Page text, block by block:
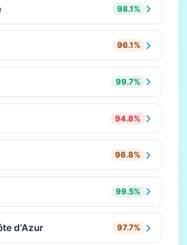
98.1%
96.1%
99.7%
94.8%
96.8%
99.5%
d'Azur 97.7%